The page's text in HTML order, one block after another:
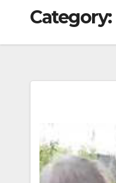
Category: